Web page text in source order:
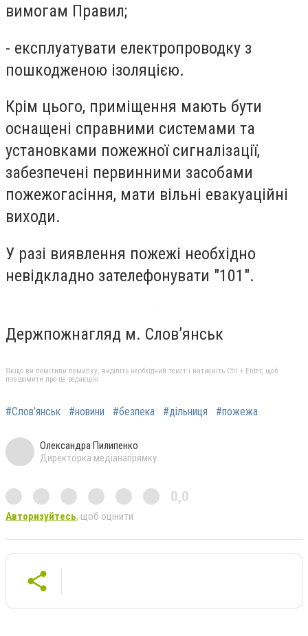
вимогам Правил;
- експлуатувати електропроводку з
пошкодженою ізоляцією.
Крім цього, приміщення мають бути
оснащені справними системами та
установками пожежної сигналізації,
забезпечені первинними засобами
пожежогасіння, мати вільні евакуаційні
виходи.
У разі виявлення пожежі необхідно
невідкладно зателефонувати "101".
Держпожнагляд м. Слов’янськ
Якщо ви помітили помилку, виділіть необхідний текст і натисніть Ctrl + Enter, щоб
повідомити про це редакцію
#Слов’янськ #новини #безпека #дільниця #пожежа
Олександра Пилипенко
Директорка медіанапрямку
0,0
Авторизуйтесь, щоб оцінити